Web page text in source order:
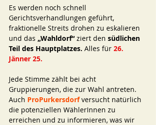
Es werden noch schnell
Gerichtsverhandlungen geführt,
fraktionelle Streits drohen zu eskalieren
und das „Wahldorf“ ziert den südlichen
Teil des Hauptplatzes. Alles für 26.
Jänner 25.
Jede Stimme zählt bei acht
Gruppierungen, die zur Wahl antreten.
Auch ProPurkersdorf versucht natürlich
die potenziellen WählerInnen zu
erreichen und zu informieren, was wir